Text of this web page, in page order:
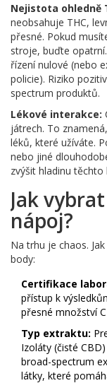
Nejistota ohledně
neobsahuje THC,
přesné. Pokud
stroje, buďte
řízení nulové (nebo
policie). Riziko
spectrum produktů.
Lékové interakce:
játrech. To
léků, které užíváte.
nebo jiné
zvýšit hladinu
Jak
nápoj?
Na trhu je chaos.
body:
Certifikace
přístup k
přesné množství
Typ extraktu:
Izoláty (čisté
broad-spectrum
látky, které